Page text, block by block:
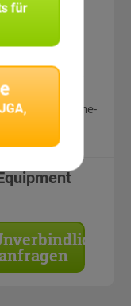
&
in
Online-
einsehbar
für